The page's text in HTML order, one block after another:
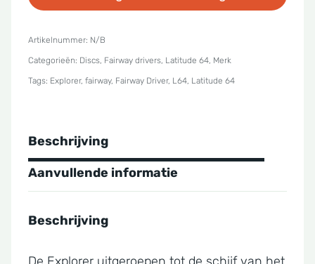
Explorer
aantal
Artikelnummer: N/B
Categorieën: Discs, Fairway drivers, Latitude 64, Merk
Tags: Explorer, fairway, Fairway Driver, L64, Latitude 64
Beschrijving
Aanvullende informatie
Beschrijving